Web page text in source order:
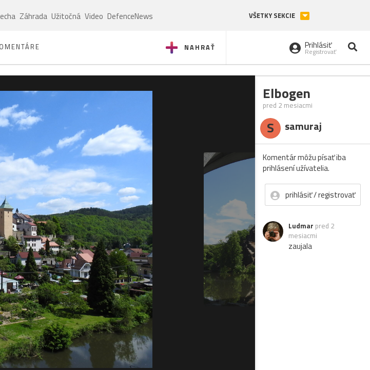
Záhrada Užitočná Video DefenceNews VŠETKY SEKCIE
NAHRAŤ Prihlásiť
Registrovať
Elbogen
pred 2 mesiacmi
S samuraj
Komentár môžu písať iba
prihlásení užívatelia.
prihlásiť / registrovať
Ludmar pred 2
mesiacmi
zaujala